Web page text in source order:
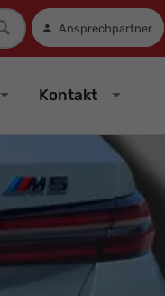
Ansprechpartner
Kontakt